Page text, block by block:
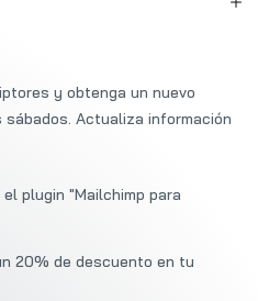
y obtenga un nuevo
Actualiza información
plugin "Mailchimp para
20% de descuento en tu